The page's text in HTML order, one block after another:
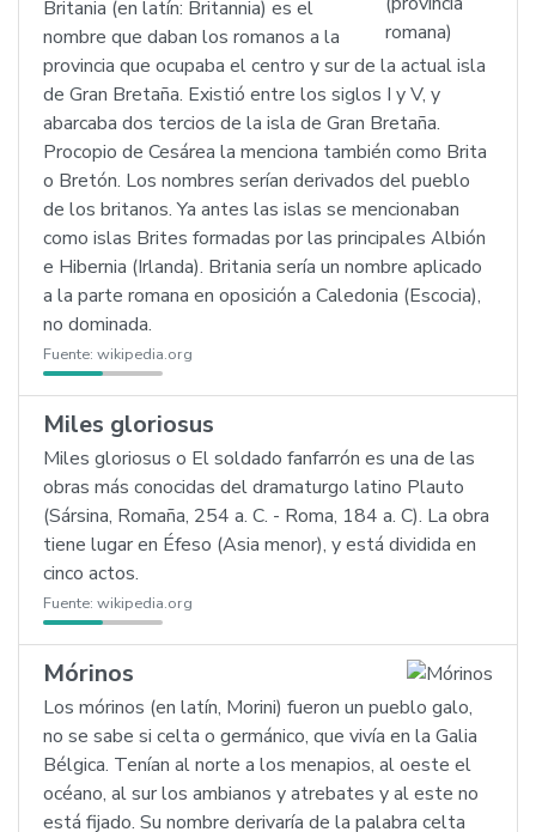
Britania (en latín: Britannia) es el
nombre que daban los romanos a la
provincia que ocupaba el centro y sur de la actual isla
de Gran Bretaña. Existió entre los siglos I y V, y
abarcaba dos tercios de la isla de Gran Bretaña.
Procopio de Cesárea la menciona también como Brita
o Bretón. Los nombres serían derivados del pueblo
de los britanos. Ya antes las islas se mencionaban
como islas Brites formadas por las principales Albión
e Hibernia (Irlanda). Britania sería un nombre aplicado
a la parte romana en oposición a Caledonia (Escocia),
no dominada.
Fuente: wikipedia.org
Miles gloriosus
Miles gloriosus o El soldado fanfarrón es una de las
obras más conocidas del dramaturgo latino Plauto
(Sársina, Romaña, 254 a. C. - Roma, 184 a. C). La obra
tiene lugar en Éfeso (Asia menor), y está dividida en
cinco actos.
Fuente: wikipedia.org
Mórinos
Los mórinos (en latín, Morini) fueron un pueblo galo,
no se sabe si celta o germánico, que vivía en la Galia
Bélgica. Tenían al norte a los menapios, al oeste el
océano, al sur los ambianos y atrebates y al este no
está fijado. Su nombre derivaría de la palabra celta